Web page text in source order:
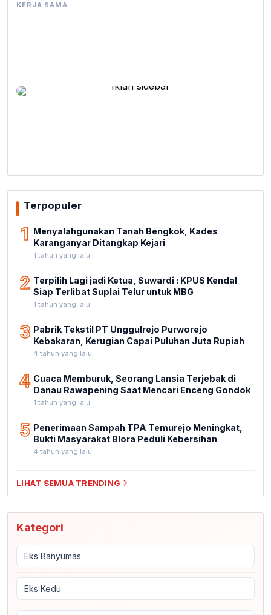
KERJA SAMA
Terpopuler
1 Menyalahgunakan Tanah Bengkok, Kades
Karanganyar Ditangkap Kejari
1 tahun yang lalu
2 Terpilih Lagi jadi Ketua, Suwardi : KPUS Kendal
Siap Terlibat Suplai Telur untuk MBG
1 tahun yang lalu
3 Pabrik Tekstil PT Unggulrejo Purworejo
Kebakaran, Kerugian Capai Puluhan Juta Rupiah
4 tahun yang lalu
4 Cuaca Memburuk, Seorang Lansia Terjebak di
Danau Rawapening Saat Mencari Enceng Gondok
1 tahun yang lalu
5 Penerimaan Sampah TPA Temurejo Meningkat,
Bukti Masyarakat Blora Peduli Kebersihan
4 tahun yang lalu
LIHAT SEMUA TRENDING
Kategori
Eks Banyumas
Eks Kedu